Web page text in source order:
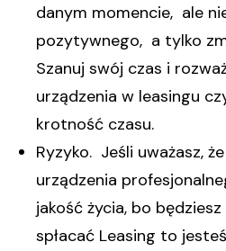
danym momencie, ale
pozytywnego, a tylko
Szanuj swój czas i
urządzenia w leasingu
krotność czasu.
Ryzyko. Jeśli uważasz,
urządzenia
jakość życia, bo
spłacać Leasing to